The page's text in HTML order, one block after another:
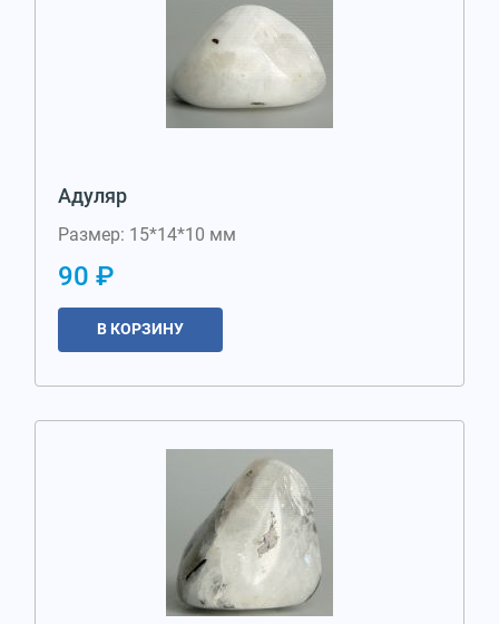
Адуляр
Размер: 15*14*10 мм
90 ₽
В КОРЗИНУ